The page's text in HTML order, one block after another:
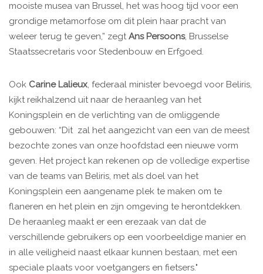
mooiste musea van Brussel, het was hoog tijd voor een
grondige metamorfose om dit plein haar pracht van
weleer terug te geven,” zegtAns Persoons, Brusselse
Staatssecretaris voor Stedenbouw en Erfgoed.
Ook Carine Lalieux, federaal minister bevoegd voor Beliris,
kijkt reikhalzend uit naar de heraanleg van het
Koningsplein en de verlichting van de omliggende
gebouwen: “Dit ​ zal het aangezicht van een van de meest
bezochte zones van onze hoofdstad een nieuwe vorm
geven. Het project kan rekenen op de volledige expertise
van de teams van Beliris, met als doel van het
Koningsplein een aangename plek te maken om te
flaneren en het plein en zijn omgeving te herontdekken.
De heraanleg maakt er een erezaak van dat de
verschillende gebruikers op een voorbeeldige manier en
in alle veiligheid naast elkaar kunnen bestaan, met een
speciale plaats voor voetgangers en fietsers."